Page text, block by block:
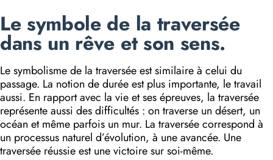
Le symbole de la traversée
dans un rêve et son sens.
Le symbolisme de la traversée est similaire à celui du
passage. La notion de durée est plus importante, le travail
aussi. En rapport avec la vie et ses épreuves, la traversée
représente aussi des difficultés : on traverse un désert, un
océan et même parfois un mur. La traversée correspond à
un processus naturel d’évolution, à une avancée. Une
traversée réussie est une victoire sur soi-même.